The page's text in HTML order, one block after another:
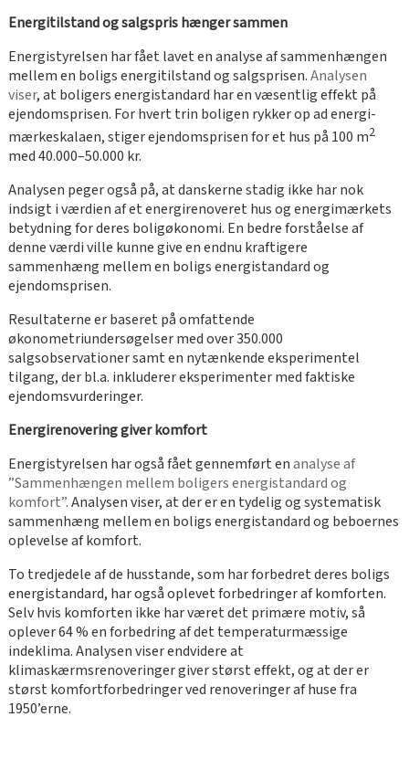
Energitilstand og salgspris hænger sammen
Energistyrelsen har fået lavet en analyse af sammenhængen
mellem en boligs energitilstand og salgsprisen.Analysen
viser, at boligers energi­­standard har en væsentlig effekt på
ejendomsprisen. For hvert trin boligen rykker op ad energi­
mærkeskalaen, stiger ejendomsprisen for et hus på 100 m2
med 40.000–50.000 kr.
Analysen peger også på, at danskerne stadig ikke har nok
indsigt i værdien af et energirenoveret hus og energimærkets
betydning for deres boligøkonomi. En bedre forståelse af
denne værdi ville kunne give en endnu kraftigere
sammenhæng mellem en boligs energistandard og
ejendomsprisen.
Resultaterne er baseret på omfattende
økonometriundersøgelser med over 350.000
salgsobservationer samt en nytænkende eksperimentel
tilgang, der bl.a. inkluderer eksperimenter med faktiske
ejendomsvurderinger.
Energirenovering giver komfort
Energistyrelsen har også fået gennemført enanalyse af
”Sammenhængen mellem boligers energistandard og
komfort”. Analysen viser, at der er en tydelig og systematisk
sammenhæng mellem en boligs energistandard og beboernes
oplevelse af komfort.
To tredjedele af de husstande, som har forbedret deres boligs
energistandard, har også oplevet forbedringer af komforten.
Selv hvis komforten ikke har været det primære motiv, så
oplever 64 % en forbedring af det temperaturmæssige
indeklima. Analysen viser endvidere at
klimaskærmsrenoveringer giver størst effekt, og at der er
størst komfortforbedringer ved renoveringer af huse fra
1950’erne.